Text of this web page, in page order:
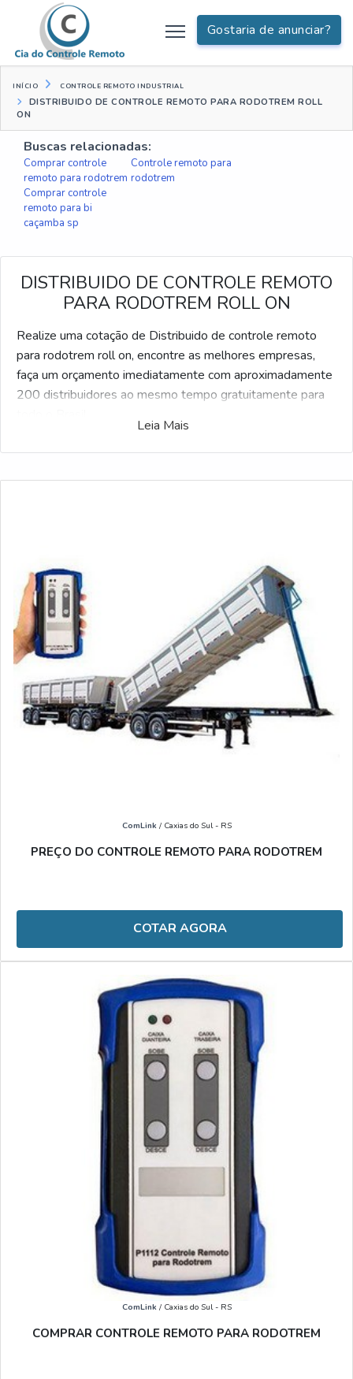
Gostaria de anunciar?
INÍCIO CONTROLE REMOTO INDUSTRIAL
DISTRIBUIDO DE CONTROLE REMOTO PARA RODOTREM ROLL
ON
Buscas relacionadas:
Comprar controle
remoto para rodotrem
Controle remoto para
rodotrem
Comprar controle
remoto para bi
caçamba sp
DISTRIBUIDO DE CONTROLE REMOTO
PARA RODOTREM ROLL ON
Realize uma cotação de Distribuido de controle remoto
para rodotrem roll on, encontre as melhores empresas,
faça um orçamento imediatamente com aproximadamente
200 distribuidores ao mesmo tempo gratuitamente para
qualificados no mercano industrial. Caso haja interesse
Leia Mais
ComLink/ Caxias do Sul - RS
PREÇO DO CONTROLE REMOTO PARA RODOTREM
COTAR AGORA
ComLink/ Caxias do Sul - RS
COMPRAR CONTROLE REMOTO PARA RODOTREM